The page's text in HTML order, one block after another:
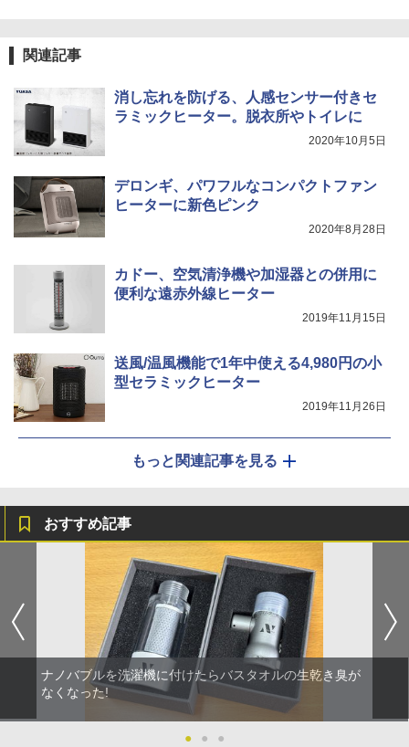
関連記事
消し忘れを防げる、人感センサー付きセ
ラミックヒーター。脱衣所やトイレに
2020年10月5日
デロンギ、パワフルなコンパクトファン
ヒーターに新色ピンク
2020年8月28日
カドー、空気清浄機や加湿器との併用に
便利な遠赤外線ヒーター
2019年11月15日
送風/温風機能で1年中使える4,980円の小
型セラミックヒーター
2019年11月26日
もっと関連記事を見る
おすすめ記事
ナノバブルを洗濯機に付けたらバスタオルの生乾き臭が
なくなった!
● ● ●